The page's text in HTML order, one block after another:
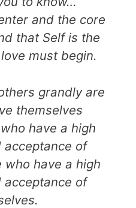
and the core
that Self is the
must begin.
grandly are
themselves
have a high
acceptance of
have a high
acceptance of